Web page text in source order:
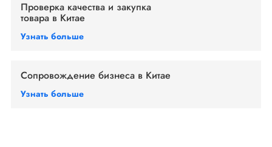
Проверка качества и закупка
товара в Китае
Узнать больше
Сопровождение бизнеса в Китае
Узнать больше